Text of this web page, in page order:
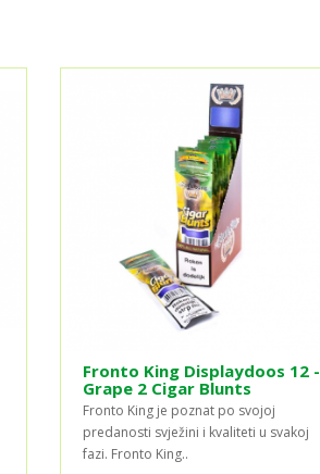
Fronto King Displaydoos 12 -
Grape 2 Cigar Blunts
Fronto King je poznat po svojoj
predanosti svježini i kvaliteti u svakoj
fazi. Fronto King..